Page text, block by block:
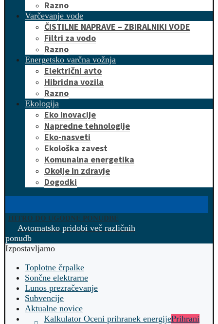
Razno
Varčevanje vode
ČISTILNE NAPRAVE – ZBIRALNIKI VODE
Filtri za vodo
Razno
Energetsko varčna vožnja
Električni avto
Hibridna vozila
Razno
Ekologija
Eko inovacije
Napredne tehnologije
Eko-nasveti
Ekološka zavest
Komunalna energetika
Okolje in zdravje
Dogodki
HITRO DO UGODNE PONUDBE
Avtomatsko pridobi več različnih
ponudb
Izpostavljamo
Toplotne črpalke
Sončne elektrarne
Lunos prezračevanje
Subvencije
Aktualne novice
Kalkulator Oceni prihranek energijePrihrani